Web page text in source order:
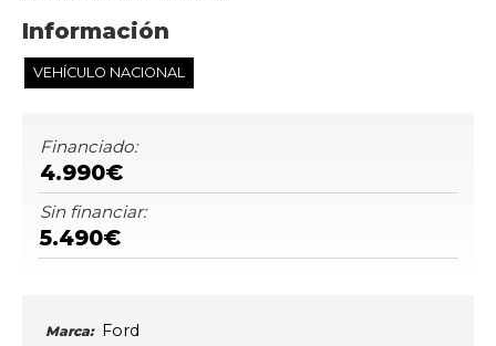
Información
VEHÍCULO NACIONAL
Financiado:
4.990€
Sin financiar:
5.490€
Marca: Ford